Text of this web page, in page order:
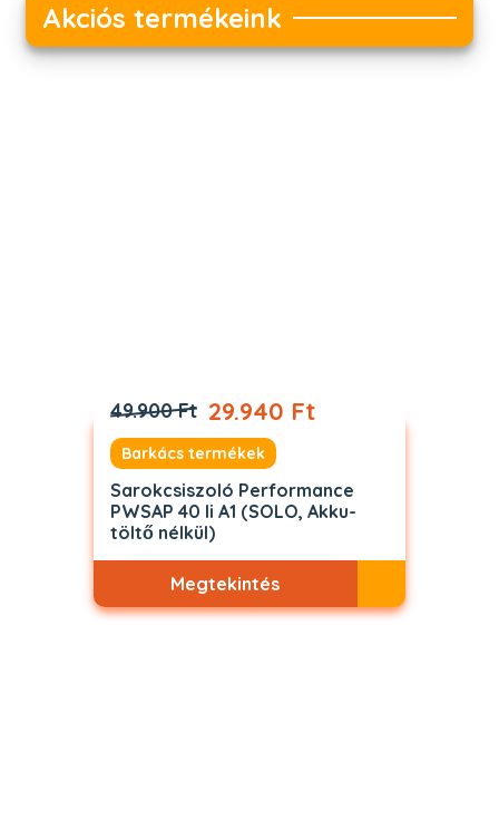
Akciós termékeink
49.900 Ft 29.940 Ft
Barkács termékek
Sarokcsiszoló Performance
PWSAP 40 li A1 (SOLO, Akku-
töltő nélkül)
Megtekintés